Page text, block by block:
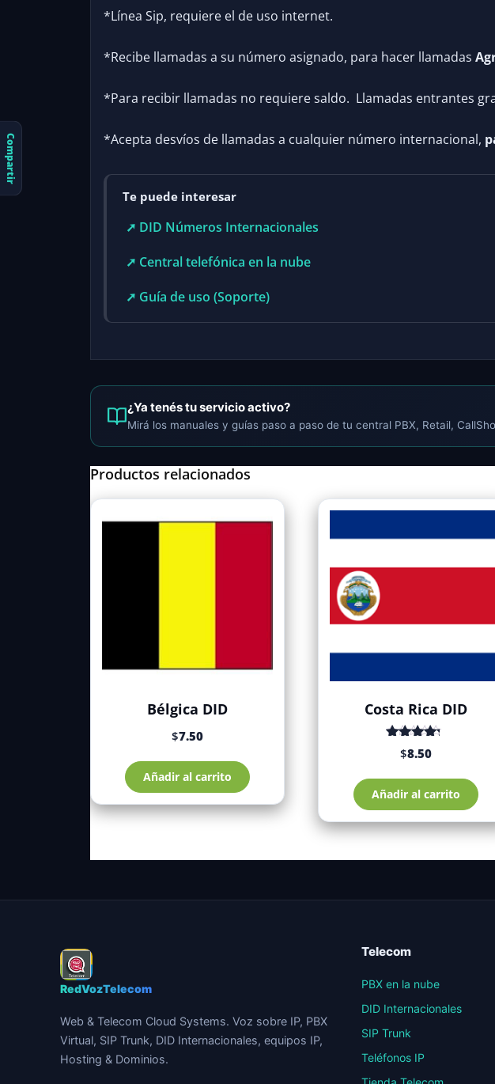
*Línea Sip, requiere el de uso internet.
*Recibe llamadas a su número asignado, para hacer llamadas
*Para recibir llamadas no requiere saldo. Llamadas entrantes
*Acepta desvíos de llamadas a cualquier número internacional,
Te puede interesar
➚ DID Números Internacionales
➚ Central telefónica en la nube
➚ Guía de uso (Soporte)
¿Ya tenés tu servicio activo?
Mirá los manuales y guías paso a paso de tu central PBX, Retail,
Productos relacionados
Bélgica DID
$7.50
Añadir al carrito
Costa Rica DID
Valorado
conde 5
$8.50
Añadir al carrito
RedVozTelecom
Web & Telecom Cloud Systems. Voz sobre IP, PBX
Virtual, SIP Trunk, DID Internacionales, equipos IP,
Hosting & Dominios.
Telecom
PBX en la nube
DID Internacionales
SIP Trunk
Teléfonos IP
Compartir